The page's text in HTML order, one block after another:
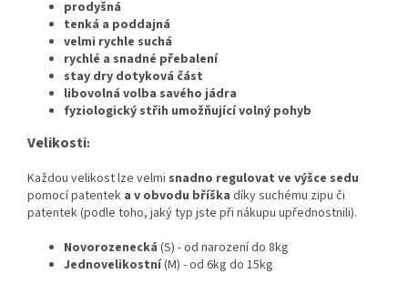
prodyšná
tenká a poddajná
velmi rychle suchá
rychlé a snadné přebalení
stay dry dotyková část
libovolná volba savého jádra
fyziologický střih umožňující volný pohyb
Velikosti:
Každou velikost lze velmi snadno regulovat ve výšce sedu
pomocí patentek a v obvodu bříška díky suchému zipu či
patentek (podle toho, jaký typ jste při nákupu upřednostnili).
Novorozenecká (S) - od narození do 8kg
Jednovelikostní(M) - od 6kg do 15kg